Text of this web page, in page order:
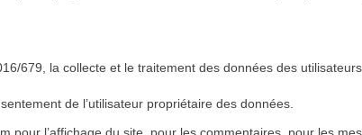
679, la collecte et le traitement des données des
de l’utilisateur propriétaire des données.